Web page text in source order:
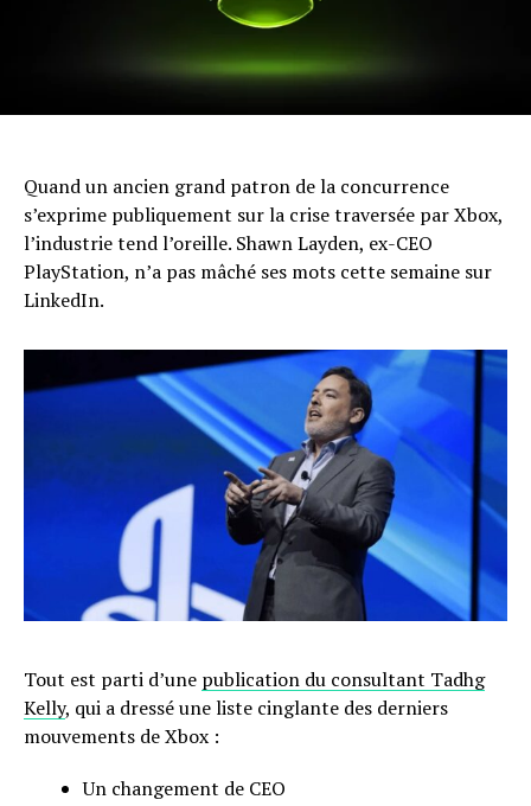
Quand un ancien grand patron de la concurrence
s’exprime publiquement sur la crise traversée par Xbox,
l’industrie tend l’oreille. Shawn Layden, ex-CEO
PlayStation, n’a pas mâché ses mots cette semaine sur
LinkedIn.
Tout est parti d’une publication du consultant Tadhg
Kelly, qui a dressé une liste cinglante des derniers
mouvements de Xbox :
Un changement de CEO